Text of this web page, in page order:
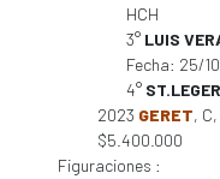
HCH
3° LUIS
Fecha: 25/
4° ST.LEGER
2023 GERET,
$5.400.000
Figuraciones :